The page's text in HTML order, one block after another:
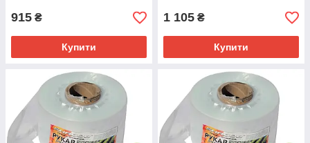
915 ₴
Купити
1 105 ₴
Купити